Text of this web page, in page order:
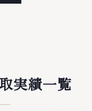
・ダイヤモンド・ジ
品物の高価買取りを
、他店ではお値段の
実績一覧